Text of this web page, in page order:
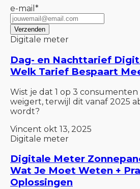
e-mail *
Digitale meter
Dag- en Nachttarief
Welk Tarief Bespaart
Wist je dat 1 op 3
weigert, terwijl dit vanaf 2025
wordt?
Vincent okt 13, 2025
Digitale meter
Digitale Meter
Wat Je Moet Weten +
Oplossingen